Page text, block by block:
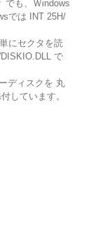
でも、Ｗindows
では INT 25H/
にセクタを読
で
ディスクを 丸
しています。